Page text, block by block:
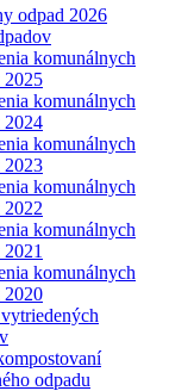
odpad 2026
komunálnych
2025
komunálnych
2024
komunálnych
2023
komunálnych
2022
komunálnych
komunálnych
2020
odpadu